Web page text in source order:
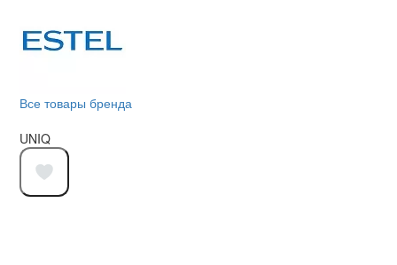
Все товары бренда
UNIQ